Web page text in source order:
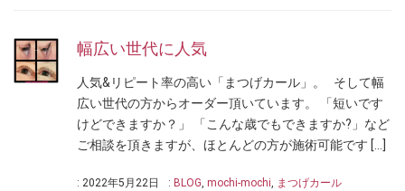
幅広い世代に人気
人気&リピート率の高い「まつげカール」。 そして幅
広い世代の方からオーダー頂いています。 「短いです
けどできますか？」 「こんな歳でもできますか?」など
ご相談を頂きますが、ほとんどの方が施術可能です […]
: 2022年5月22日 : BLOG, mochi-mochi, まつげカール